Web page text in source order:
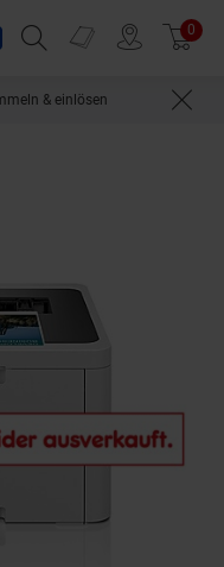
Suchfeld einblenden
Prospekte 0
& einlösen